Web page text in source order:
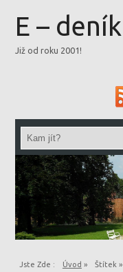
E – deník
Již od roku 2001!
Jste Zde : Úvod » Štítek »